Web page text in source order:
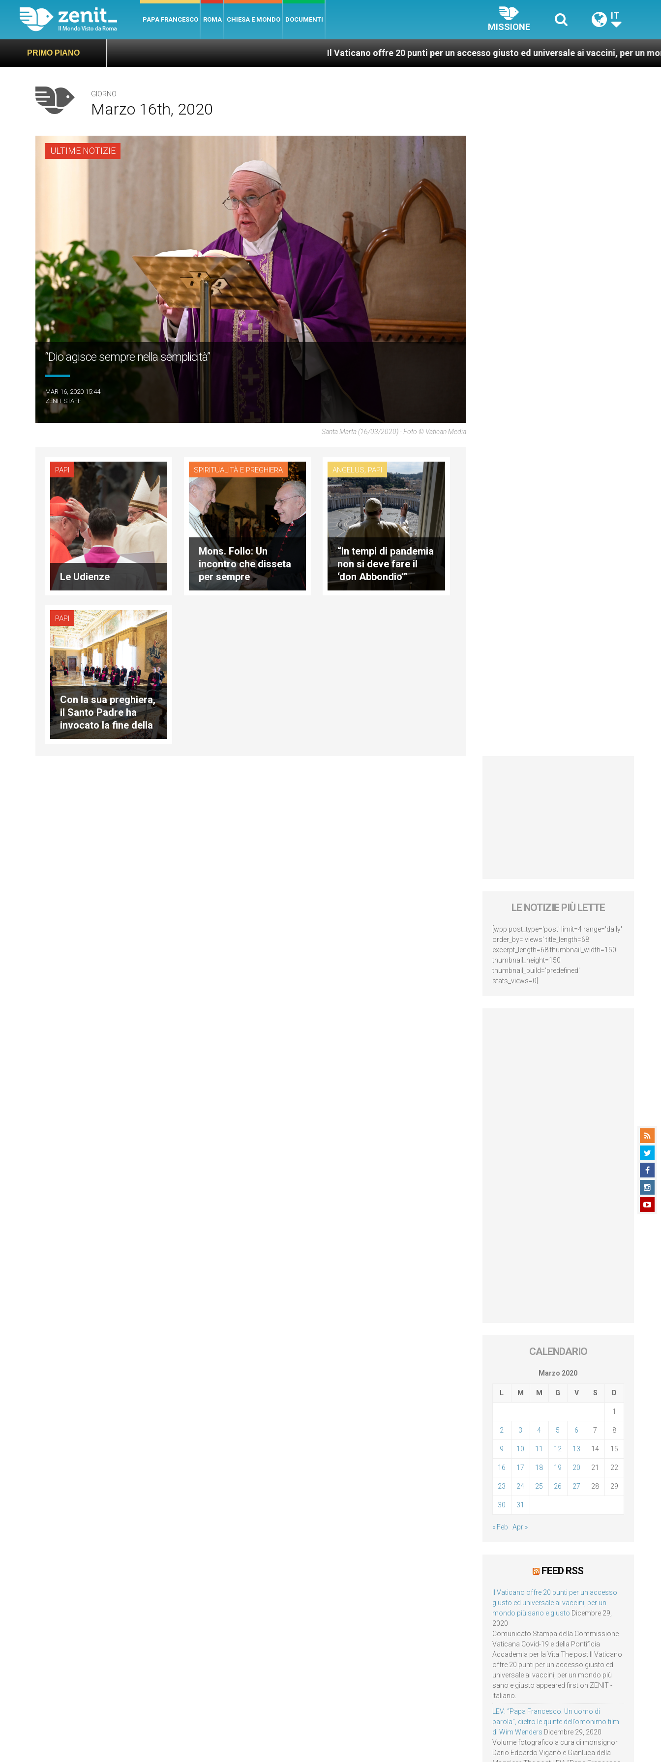
PAPA FRANCESCO ROMA CHIESA E MONDO DOCUMENTI
MISSIONE
IT
PRIMO PIANO Il Vaticano offre 20 punti per un accesso giusto ed universale ai vaccini, per un mondo più sano e
GIORNO
Marzo 16th, 2020
ULTIME NOTIZIE
“Dio agisce sempre nella semplicità”
MAR 16, 2020 15:44
ZENIT STAFF
Santa Marta (16/03/2020) - Foto © Vatican Media
PAPI
Le Udienze
SPIRITUALITÀ E PREGHIERA
Mons. Follo: Un
incontro che disseta
per sempre
ANGELUS, PAPI
“In tempi di pandemia
non si deve fare il
‘don Abbondio'”
PAPI
Con la sua preghiera,
il Santo Padre ha
invocato la fine della
pandemia
LE NOTIZIE PIÙ LETTE
[wpp post_type='post' limit=4 range='daily'
order_by='views' title_length=68
excerpt_length=68 thumbnail_width=150
thumbnail_height=150
thumbnail_build='predefined'
stats_views=0]
CALENDARIO
Marzo 2020
L M M G V S D
1
2 3 4 5 6 7 8
9 10 11 12 13 14 15
16 17 18 19 20 21 22
23 24 25 26 27 28 29
30 31
« Feb Apr »
FEED RSS
Il Vaticano offre 20 punti per un accesso
giusto ed universale ai vaccini, per un
mondo più sano e giusto Dicembre 29,
2020
Comunicato Stampa della Commissione
Vaticana Covid-19 e della Pontificia
Accademia per la Vita The post Il Vaticano
offre 20 punti per un accesso giusto ed
universale ai vaccini, per un mondo più
sano e giusto appeared first on ZENIT -
Italiano.
LEV: “Papa Francesco. Un uomo di
parola”, dietro le quinte dell’omonimo film
di Wim Wenders Dicembre 29, 2020
Volume fotografico a cura di monsignor
Dario Edoardo Viganò e Gianluca della